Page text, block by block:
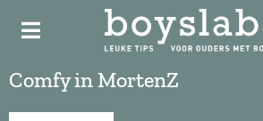
Comfy in MortenZ